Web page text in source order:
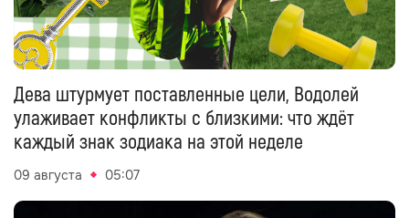
Дева штурмует поставленные цели, Водолей
улаживает конфликты с близкими: что ждёт
каждый знак зодиака на этой неделе
09 августа 05:07